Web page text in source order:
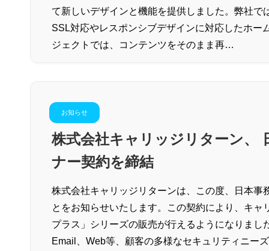
て新しいデザインと機能を提供しました。弊社
SSL対応やレスポンシブデザインに対応したホー
ジェクトでは、コンテンツをそのまま再…
お知らせ
株式会社キャリッジリターン、
ナー契約を締結
株式会社キャリッジリターンは、この度、日本
とをお知らせいたします。この契約により、キ
プラス」シリーズの販売が行えるようになりま
Email、Web等、顧客の多様なセキュリティニー